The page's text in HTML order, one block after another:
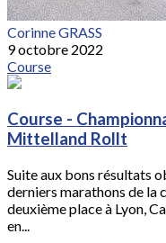
Corinne GRASS
9 octobre 2022
Course
Course -
Mittelland Rollt
Suite aux bons résultats
derniers marathons de la
deuxième place à Lyon,
en...